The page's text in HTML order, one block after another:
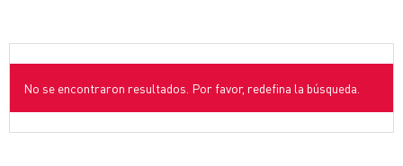
No se encontraron resultados. Por favor, redefina la búsqueda.